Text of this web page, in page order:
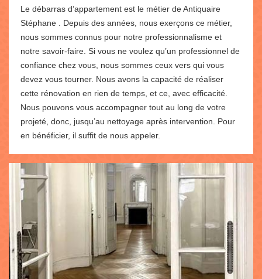
Le débarras d’appartement est le métier de Antiquaire
Stéphane . Depuis des années, nous exerçons ce métier,
nous sommes connus pour notre professionnalisme et
notre savoir-faire. Si vous ne voulez qu’un professionnel de
confiance chez vous, nous sommes ceux vers qui vous
devez vous tourner. Nous avons la capacité de réaliser
cette rénovation en rien de temps, et ce, avec efficacité.
Nous pouvons vous accompagner tout au long de votre
projeté, donc, jusqu’au nettoyage après intervention. Pour
en bénéficier, il suffit de nous appeler.